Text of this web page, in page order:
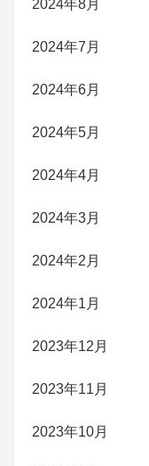
2024年8月
2024年7月
2024年6月
2024年5月
2024年4月
2024年3月
2024年2月
2024年1月
2023年12月
2023年11月
2023年10月